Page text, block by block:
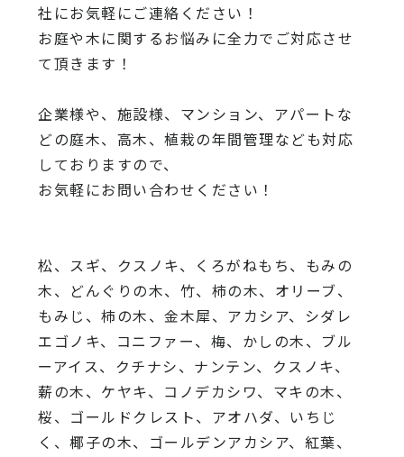
社にお気軽にご連絡ください！
お庭や木に関するお悩みに全力でご対応させ
て頂きます！
企業様や、施設様、マンション、アパートな
どの庭木、高木、植栽の年間管理なども対応
しておりますので、
お気軽にお問い合わせください！
松、スギ、クスノキ、くろがねもち、もみの
木、どんぐりの木、 竹、柿の木、オリーブ、
もみじ、柿の木、金木犀、アカシア、 シダレ
エゴノキ、コニファー、梅、かしの木、ブル
ーアイス、 クチナシ、ナンテン、クスノキ、
薪の木、ケヤキ、コノデカシワ、マキの木、
桜、 ゴールドクレスト、アオハダ、いちじ
く、椰子の木、 ゴールデンアカシア、紅葉、